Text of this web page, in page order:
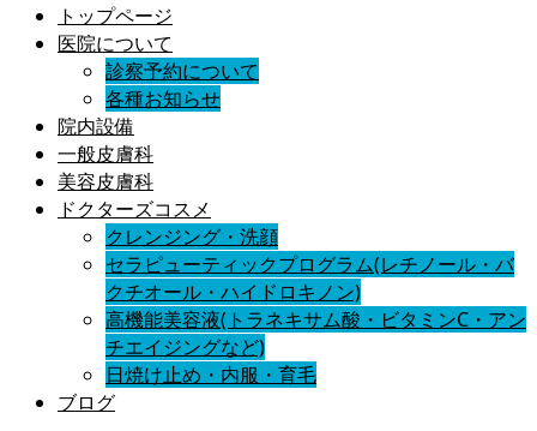
トップページ
医院について
診察予約について
各種お知らせ
院内設備
一般皮膚科
美容皮膚科
ドクターズコスメ
クレンジング・洗顔
セラピューティックプログラム(レチノール・バ
クチオール・ハイドロキノン)
高機能美容液(トラネキサム酸・ビタミンC・アン
チエイジングなど)
日焼け止め・内服・育毛
ブログ